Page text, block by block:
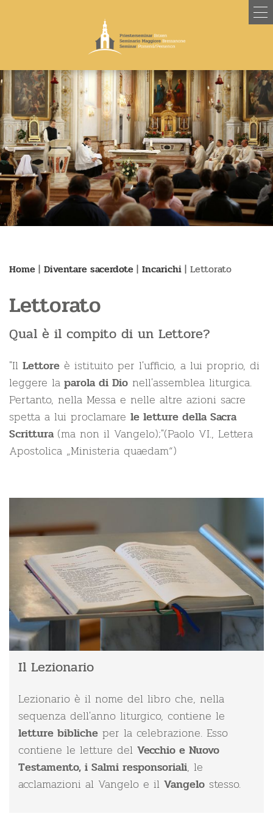
Home | Diventare sacerdote | Incarichi | Lettorato
Lettorato
Qual è il compito di un Lettore?
"Il Lettore è istituito per l'ufficio, a lui proprio, di
leggere la parola di Dio nell'assemblea liturgica.
Pertanto, nella Messa e nelle altre azioni sacre
spetta a lui proclamare le letture della Sacra
Scrittura (ma non il Vangelo);"(Paolo VI., Lettera
Apostolica „Ministeria quaedam“)
Il Lezionario
Lezionario è il nome del libro che, nella
sequenza dell'anno liturgico, contiene le
letture bibliche per la celebrazione. Esso
contiene le letture del Vecchio e Nuovo
Testamento, i Salmi responsoriali, le
acclamazioni al Vangelo e il Vangelo stesso.